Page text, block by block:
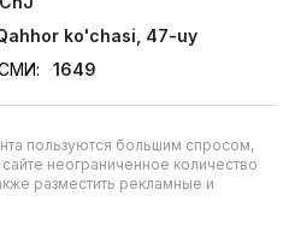
ko'chasi, 47-uy
1649
пользуются большим спросом,
неограниченное количество
разместить рекламные и